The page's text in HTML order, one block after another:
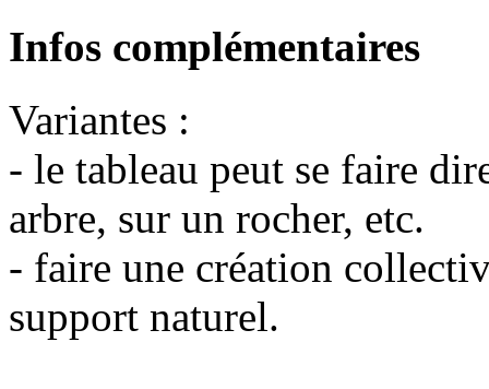
Infos complémentaires
Variantes :
- le tableau peut se faire
arbre, sur un rocher, etc.
- faire une création
support naturel.